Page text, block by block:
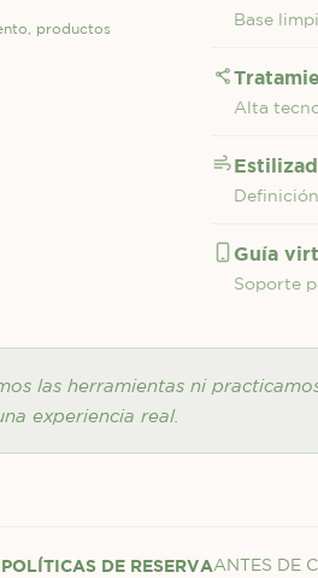
productos
Base
Alta
Guía
Soporte
las herramientas ni
experiencia real.
POLÍTICAS DE RESERVAANTES DE